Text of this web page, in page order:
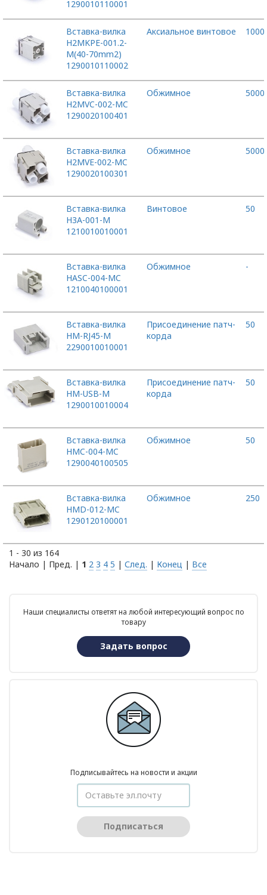
1290010110001
Вставка-вилка
H2MKPE-001.2-
M(40-70mm2)
1290010110002
Аксиальное винтовое 1000
Вставка-вилка
H2MVC-002-MC
1290020100401
Обжимное 5000
Вставка-вилка
H2MVE-002-MC
1290020100301
Обжимное 5000
Вставка-вилка
H3A-001-M
1210010010001
Винтовое 50
Вставка-вилка
HASC-004-MC
1210040100001
Обжимное -
Вставка-вилка
HM-RJ45-M
2290010010001
Присоединение патч-
корда
50
Вставка-вилка
HM-USB-M
1290010010004
Присоединение патч-
корда
50
Вставка-вилка
HMC-004-MC
1290040100505
Обжимное 50
Вставка-вилка
HMD-012-MC
1290120100001
Обжимное 250
1 - 30 из 164
Начало | Пред. | 1 2 3 4 5 | След. | Конец | Все
Наши специалисты ответят на любой интересующий вопрос по
товару
Задать вопрос
Подписывайтесь на новости и акции
Подписаться